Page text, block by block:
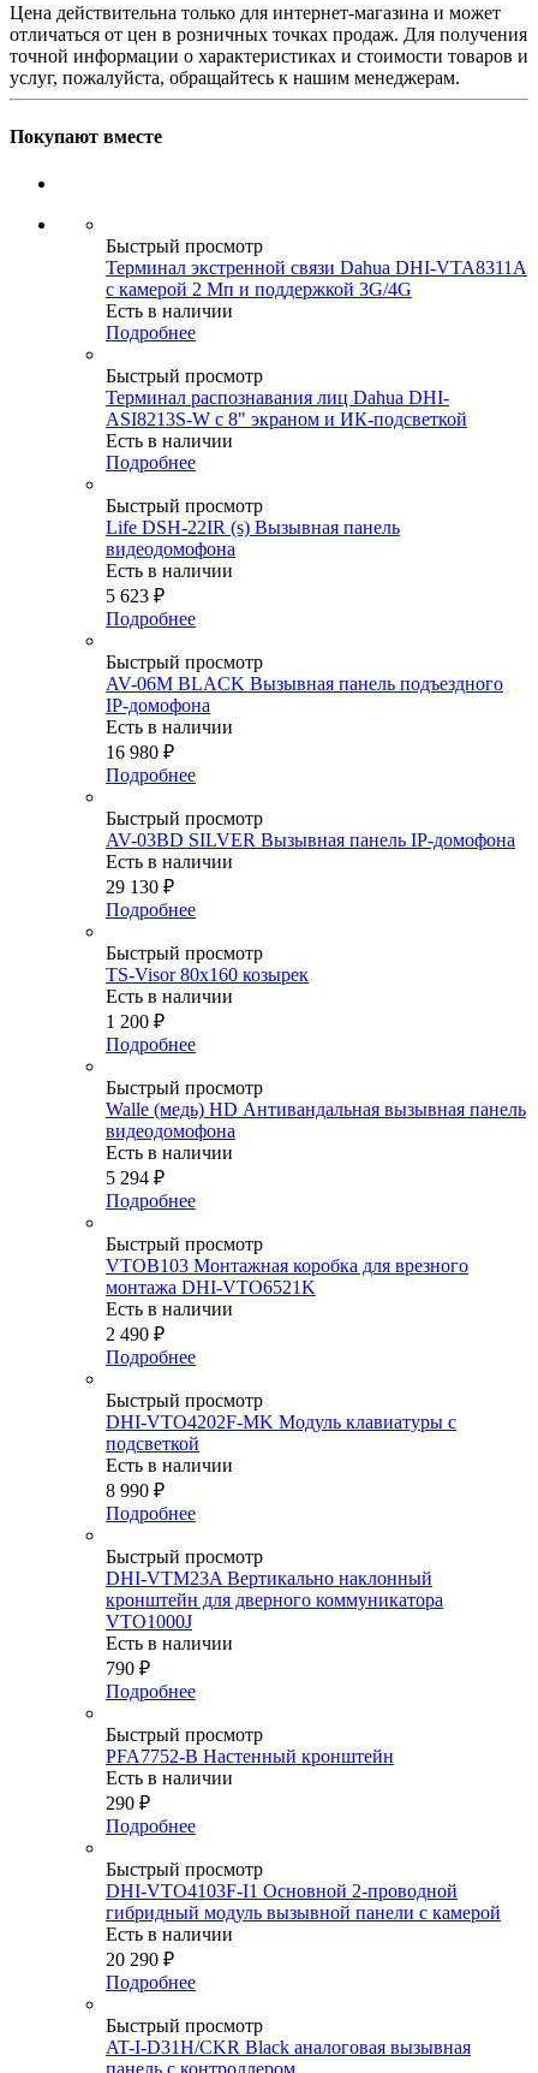
Цена действительна только для интернет-магазина и может
отличаться от цен в розничных точках продаж. Для получения
точной информации о характеристиках и стоимости товаров и
услуг, пожалуйста, обращайтесь к нашим менеджерам.
Покупают вместе
Быстрый просмотр
Терминал экстренной связи Dahua DHI-VTA8311A
с камерой 2 Мп и поддержкой 3G/4G
Есть в наличии
Подробнее
Быстрый просмотр
Терминал распознавания лиц Dahua DHI-
ASI8213S-W с 8" экраном и ИК-подсветкой
Есть в наличии
Подробнее
Быстрый просмотр
Life DSH-22IR (s) Вызывная панель
видеодомофона
Есть в наличии
5 623 ₽
Подробнее
Быстрый просмотр
AV-06M BLACK Вызывная панель подъездного
IP-домофона
Есть в наличии
16 980 ₽
Подробнее
Быстрый просмотр
AV-03BD SILVER Вызывная панель IP-домофона
Есть в наличии
29 130 ₽
Подробнее
Быстрый просмотр
TS-Visor 80x160 козырек
Есть в наличии
1 200 ₽
Подробнее
Быстрый просмотр
Walle (медь) HD Антивандальная вызывная панель
видеодомофона
Есть в наличии
5 294 ₽
Подробнее
Быстрый просмотр
VTOB103 Монтажная коробка для врезного
монтажа DHI-VTO6521K
Есть в наличии
2 490 ₽
Подробнее
Быстрый просмотр
DHI-VTO4202F-MK Модуль клавиатуры с
подсветкой
Есть в наличии
8 990 ₽
Подробнее
Быстрый просмотр
DHI-VTM23A Вертикально наклонный
кронштейн для дверного коммуникатора
VTO1000J
Есть в наличии
790 ₽
Подробнее
Быстрый просмотр
PFA7752-B Настенный кронштейн
Есть в наличии
290 ₽
Подробнее
Быстрый просмотр
DHI-VTO4103F-I1 Основной 2-проводной
гибридный модуль вызывной панели с камерой
Есть в наличии
20 290 ₽
Подробнее
Быстрый просмотр
AT-I-D31H/CKR Black аналоговая вызывная